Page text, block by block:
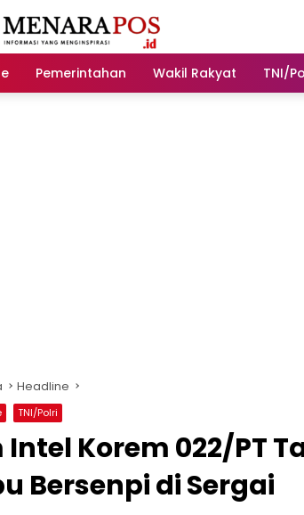
Pemerintahan Wakil Rakyat TNI/
Headline
TNI/Polri
Intel Korem 022/PT
Bersenpi di Sergai